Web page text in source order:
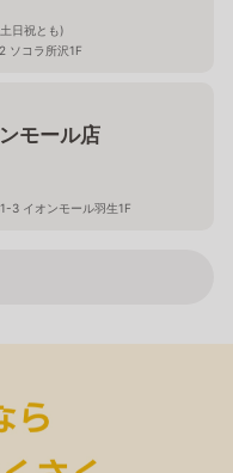
日祝とも)
ソコラ所沢1F
モール店
3 イオンモール羽生1F